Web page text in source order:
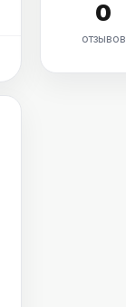
0
отзывов